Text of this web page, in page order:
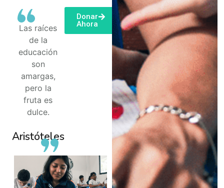
Las raíces
de la
educación
son
amargas,
pero la
fruta es
dulce.
Aristóteles
Donar
Ahora